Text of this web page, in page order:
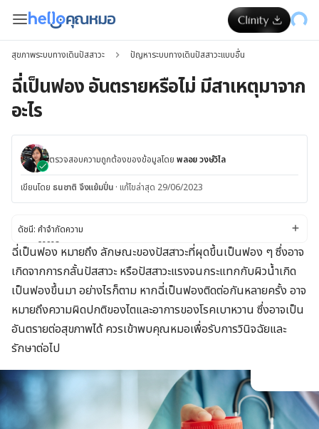
สุขภาพระบบทางเดินปัสสาวะ ปัญหาระบบทางเดินปัสสาวะแบบอื่น
ฉี่เป็นฟอง อันตรายหรือไม่ มีสาเหตุมาจาก
อะไร
ตรวจสอบความถูกต้องของข้อมูลโดย พลอย วงษ์วิไล
เขียนโดย ธนชาติ จึงแย้มปิ่น · แก้ไขล่าสุด 29/06/2023
ดัชนี: คำจำกัดความ
อาการ
สาเหตุ
เมื่อไรควรไปพบคุณหมอ
การวินิจฉัยและการรักษาโรค
ฉี่เป็นฟอง หมายถึง ลักษณะของปัสสาวะที่ผุดขึ้นเป็นฟอง ๆ ซึ่งอาจ
เกิดจากการกลั้นปัสสาวะ หรือปัสสาวะแรงจนกระแทกกับผิวน้ำเกิด
เป็นฟองขึ้นมา อย่างไรก็ตาม หากฉี่เป็นฟองติดต่อกันหลายครั้ง อาจ
หมายถึงความผิดปกติของไตและอาการของโรคเบาหวาน ซึ่งอาจเป็น
อันตรายต่อสุขภาพได้ ควรเข้าพบคุณหมอเพื่อรับการวินิจฉัยและ
รักษาต่อไป